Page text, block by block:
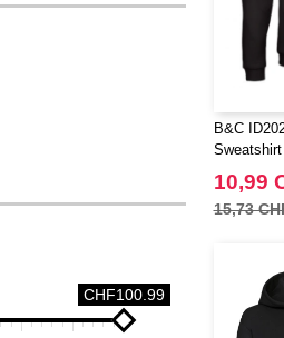
CHF100.99
B&C
Sweatshirt
10,99
15,73